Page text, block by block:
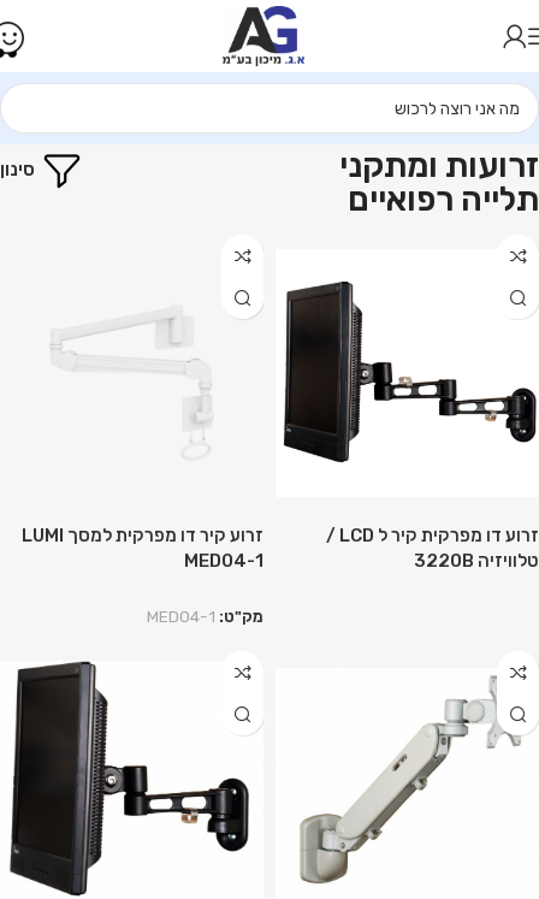
עמוד הבית פתרונות רפואיים זרועות ומתקני תלייה רפואיים
זרועות ומתקני
תלייה רפואיים
סינון
זרוע דו מפרקית קיר ל LCD /
טלוויזיה 3220B
זרוע קיר דו מפרקית למסך LUMI
MED04-1
מק"ט: MED04-1